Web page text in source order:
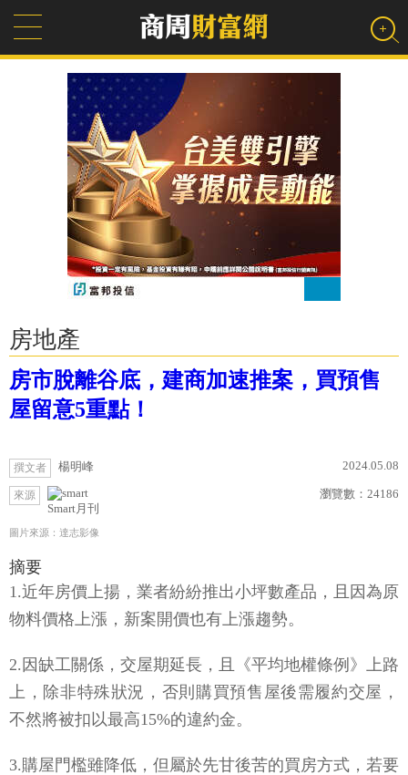
房地產
房市脫離谷底，建商加速推案，買預售
屋留意5重點！
撰文者 楊明峰 2024.05.08
來源
Smart月刊
瀏覽數： 24186
圖片來源：達志影像
摘要
1.近年房價上揚，業者紛紛推出小坪數產品，且因為原
物料價格上漲，新案開價也有上漲趨勢。
2.因缺工關係，交屋期延長，且《平均地權條例》上路
上，除非特殊狀況，否則購買預售屋後需履約交屋，
不然將被扣以最高15%的違約金。
3.購屋門檻雖降低，但屬於先甘後苦的買房方式，若要